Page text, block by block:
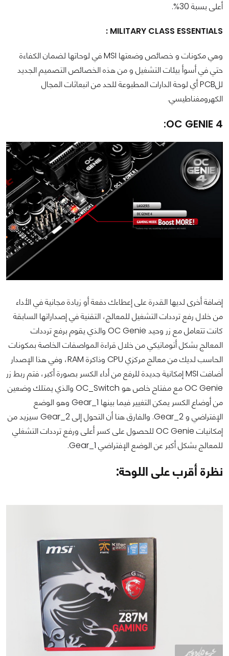
أعلى بسبة 30%.
MILITARY CLASS ESSENTIALS :
وهي مكونات و خصائص وضعتها MSI في لوحاتها لضمان الكفاءة
حتي في أسوأ بيئات التشغيل و من هذه الخصائص التصميم الجديد
للPCB أي لوحة الدارات المطبوعة للحد من انبعاثات المجال
الكهرومغناطيسي.
OC GENIE 4:
إضافة أخرى لديها القدرة على إعطاءك دفعة أو زيادة مجانية في الأداء
من خلال رفع ترددات التشغيل للمعالج، التقنية في إصداراتها السابقة
كانت تتعامل مع زر وحيد OC Genie والذي يقوم برفع ترددات
المعالج بشكل أتوماتيكي من خلال قراءة المواصفات الخاصة بمكونات
الحاسب لديك من معالج مركزي CPU وذاكرة RAM، وفي هذا الإصدار
أضافت MSI إمكانية جديدة للرفع من أداء الكسر بصورة أكبر، فتم ربط زر
OC Genie مع مفتاح خاص هو OC_Switch والذي يمتلك وضعين
من أوضاع الكسر يمكن التغيير فيما بينها Gear_1 وهو الوضع
الإفتراضي و Gear_2. والفارق هنا أن التحول إلى Gear_2 سيزيد من
إمكانيات OC Genie للحصول على كسر أعلى ورفع ترددات التشغلي
للمعالج بشكل أكبر عن الوضع الإفتراضي Gear_1.
نظرة أقرب على اللوحة: